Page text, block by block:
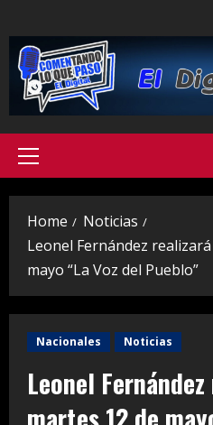
to
content
Primary
Home
Noticias
Leonel Fernández
mayo “La Voz del Pueblo”
Nacionales Noticias
Leonel